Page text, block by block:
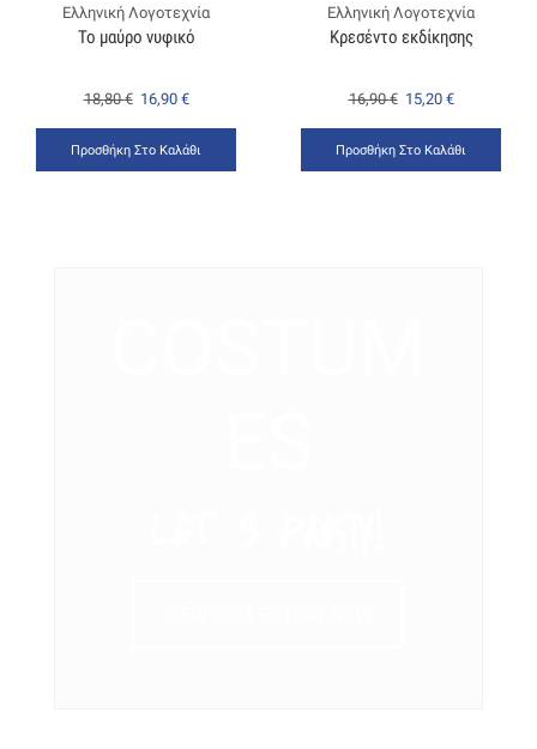
Ελληνική Λογοτεχνία
Το μαύρο νυφικό
18,80€ 16,90 €
Προσθήκη Στο Καλάθι
Ελληνική Λογοτεχνία
Κρεσέντο εκδίκησης
16,90€ 15,20 €
Προσθήκη Στο Καλάθι